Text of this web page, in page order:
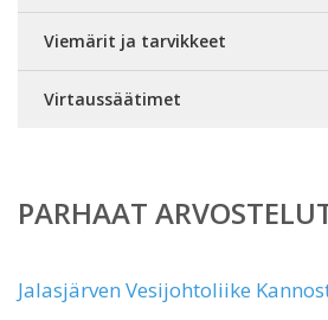
Viemärit ja tarvikkeet
Virtaussäätimet
PARHAAT
Jalasjärven Vesijohtoliike